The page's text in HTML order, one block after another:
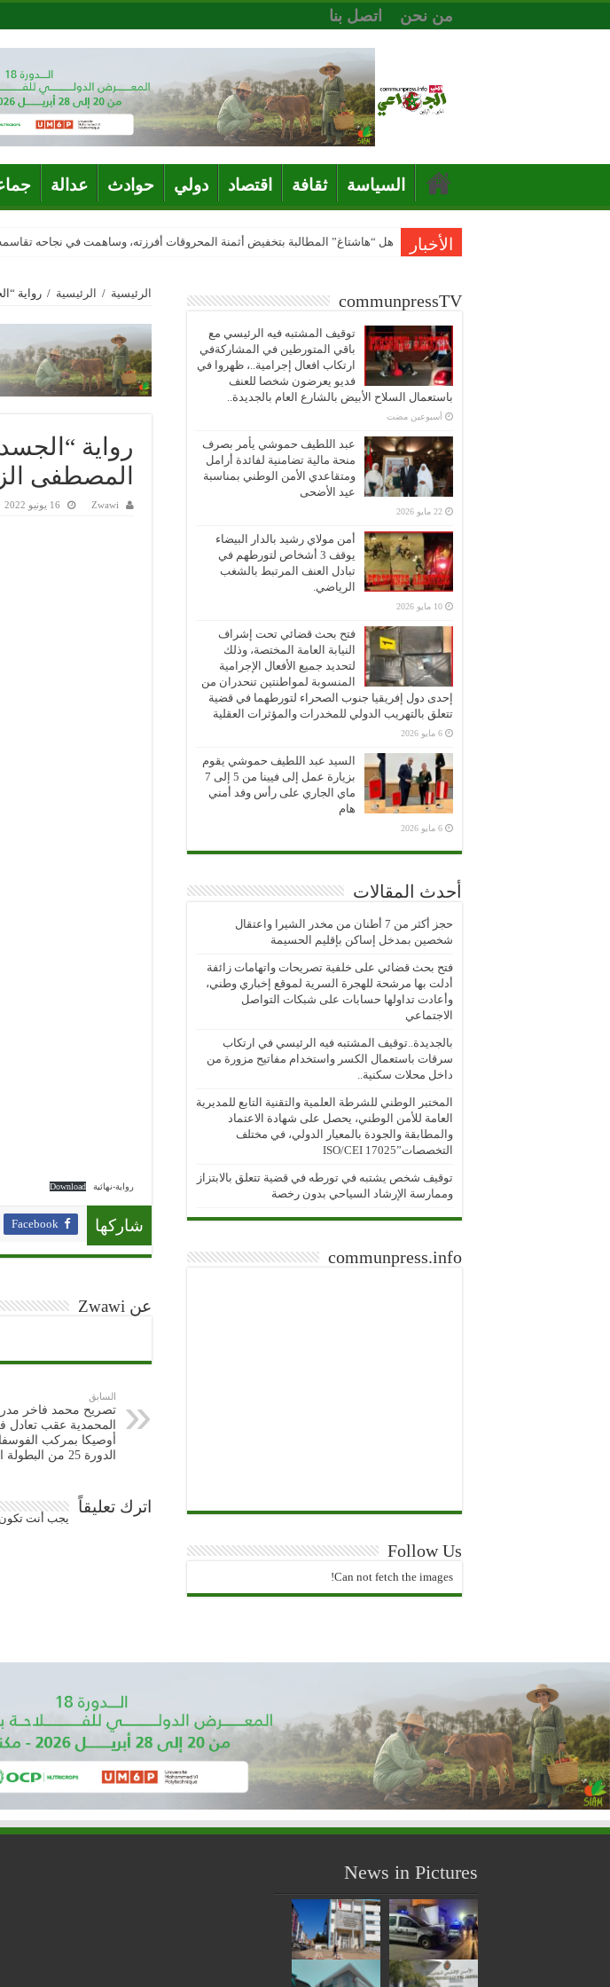
من نحن اتصل بنا
السياسة ثقافة اقتصاد دولي حوادث عدالة
الأخبار هل “هاشتاغ” المطالبة بتخفيض أثمنة المحروقات أفرزته، وساهمت في نجاحه
الرئيسية / الرئيسية / رواية
رواية
المصطفى
Zwawi 16 يونيو 2022
رواية-نهائية Download
شاركها Facebook
عن Zwawi
السابق
تصريح محمد فاخر
المحمدية عقب تعادل
أوصيكا بمركب
الدورة 25 من البطولة الاحترافية 1
اترك تعليقاً
يجب أنت تكون
communpressTV
توقيف المشتبه فيه الرئيسي مع
باقي المتورطين في المشاركةفي
ارتكاب افعال إجرامية..، ظهروا في
فديو يعرضون شخصا للعنف
باستعمال السلاح الأبيض بالشارع العام بالجديدة..
‏أسبوعين مضت
عبد اللطيف حموشي يأمر بصرف
منحة مالية تضامنية لفائدة أرامل
ومتقاعدي الأمن الوطني بمناسبة
عيد الأضحى
22 مايو 2026
أمن مولاي رشيد بالدار البيضاء
يوقف 3 أشخاص لتورطهم في
تبادل العنف المرتبط بالشغب
الرياضي.
10 مايو 2026
فتح بحث قضائي تحت إشراف
النيابة العامة المختصة، وذلك
لتحديد جميع الأفعال الإجرامية
المنسوبة لمواطنتين تنحدران من
إحدى دول إفريقيا جنوب الصحراء لتورطهما في قضية
تتعلق بالتهريب الدولي للمخدرات والمؤثرات العقلية
6 مايو 2026
السيد عبد اللطيف حموشي يقوم
بزيارة عمل إلى فيينا من 5 إلى 7
ماي الجاري على رأس وفد أمني
هام
6 مايو 2026
أحدث المقالات
حجز أكثر من 7 أطنان من مخدر الشيرا واعتقال
شخصين بمدخل إساكن بإقليم الحسيمة
فتح بحث قضائي على خلفية تصريحات واتهامات زائفة
أدلت بها مرشحة للهجرة السرية لموقع إخباري وطني،
وأعادت تداولها حسابات على شبكات التواصل
الاجتماعي
بالجديدة..توقيف المشتبه فيه الرئيسي في ارتكاب
سرقات باستعمال الكسر واستخدام مفاتيح مزورة من
داخل محلات سكنية..
المختبر الوطني للشرطة العلمية والتقنية التابع للمديرية
العامة للأمن الوطني، يحصل على شهادة الاعتماد
والمطابقة والجودة بالمعيار الدولي، في مختلف
التخصصات”ISO/CEI 17025
توقيف شخص يشتبه في تورطه في قضية تتعلق بالابتزاز
وممارسة الإرشاد السياحي بدون رخصة
communpress.info
Follow Us
Can not fetch the images!
News in Pictures